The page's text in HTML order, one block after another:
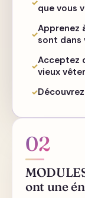
que vous
Apprenez
sont dans
Acceptez
vieux
02
ont une